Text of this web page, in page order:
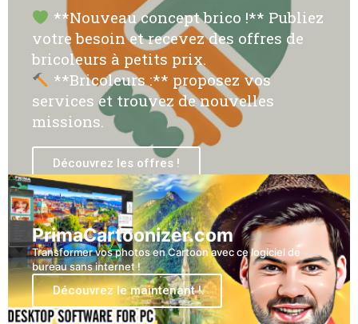
**Nouveau concept brico !** Publiez
votre besoin et recevez des offres de
bricoleurs à petits prix.
**Bricoleurs :** proposez vos
services et trouvez de nouvelles
missions.
Découvrez les offres !
PrimaCartoonizer.com
Transformer vos photos en Cartoon avec ce logiciel de
bureau sans internet !
Découvrez le maintenant !